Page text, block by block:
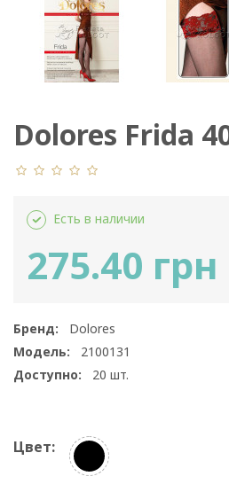
Dolores Frida
Есть в наличии
275.40 грн
Бренд:
Dolores
Модель:
2100131
Доступно:
20 шт.
Цвет: